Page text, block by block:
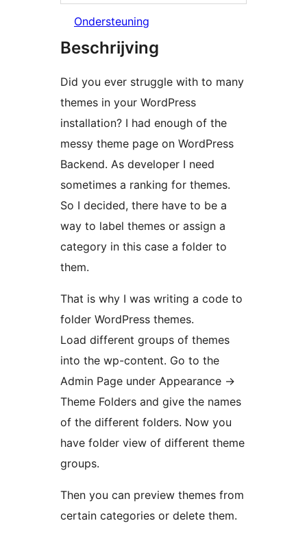
Ondersteuning
Beschrijving
Did you ever struggle with to many
themes in your WordPress
installation? I had enough of the
messy theme page on WordPress
Backend. As developer I need
sometimes a ranking for themes.
So I decided, there have to be a
way to label themes or assign a
category in this case a folder to
them.
That is why I was writing a code to
folder WordPress themes.
Load different groups of themes
into the wp-content. Go to the
Admin Page under Appearance ->
Theme Folders and give the names
of the different folders. Now you
have folder view of different theme
groups.
Then you can preview themes from
certain categories or delete them.